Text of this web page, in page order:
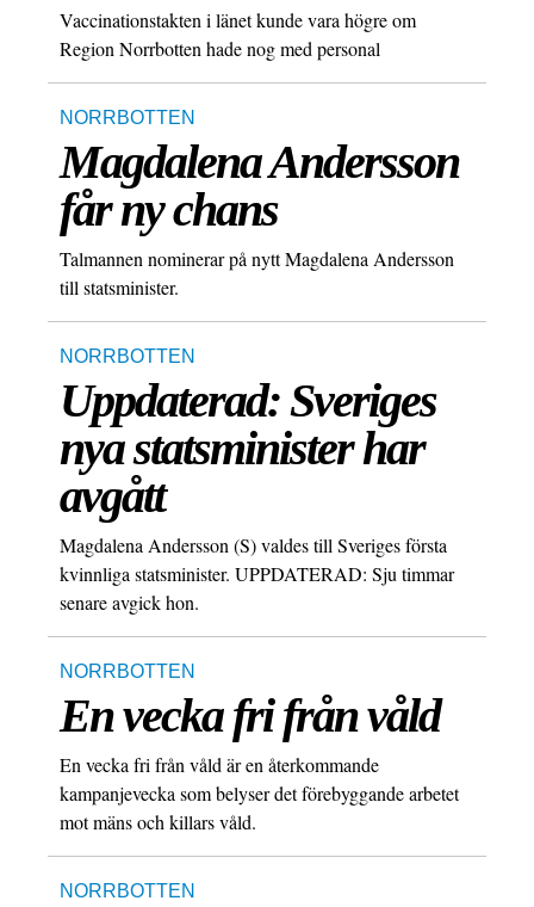
Vaccinationstakten i länet kunde vara högre om
Region Norrbotten hade nog med personal
NORRBOTTEN
Magdalena Andersson
får ny chans
Talmannen nominerar på nytt Magdalena Andersson
till statsminister.
NORRBOTTEN
Uppdaterad: Sveriges
nya statsminister har
avgått
Magdalena Andersson (S) valdes till Sveriges första
kvinnliga statsminister. UPPDATERAD: Sju timmar
senare avgick hon.
NORRBOTTEN
En vecka fri från våld
En vecka fri från våld är en återkommande
kampanjevecka som belyser det förebyggande arbetet
mot mäns och killars våld.
NORRBOTTEN